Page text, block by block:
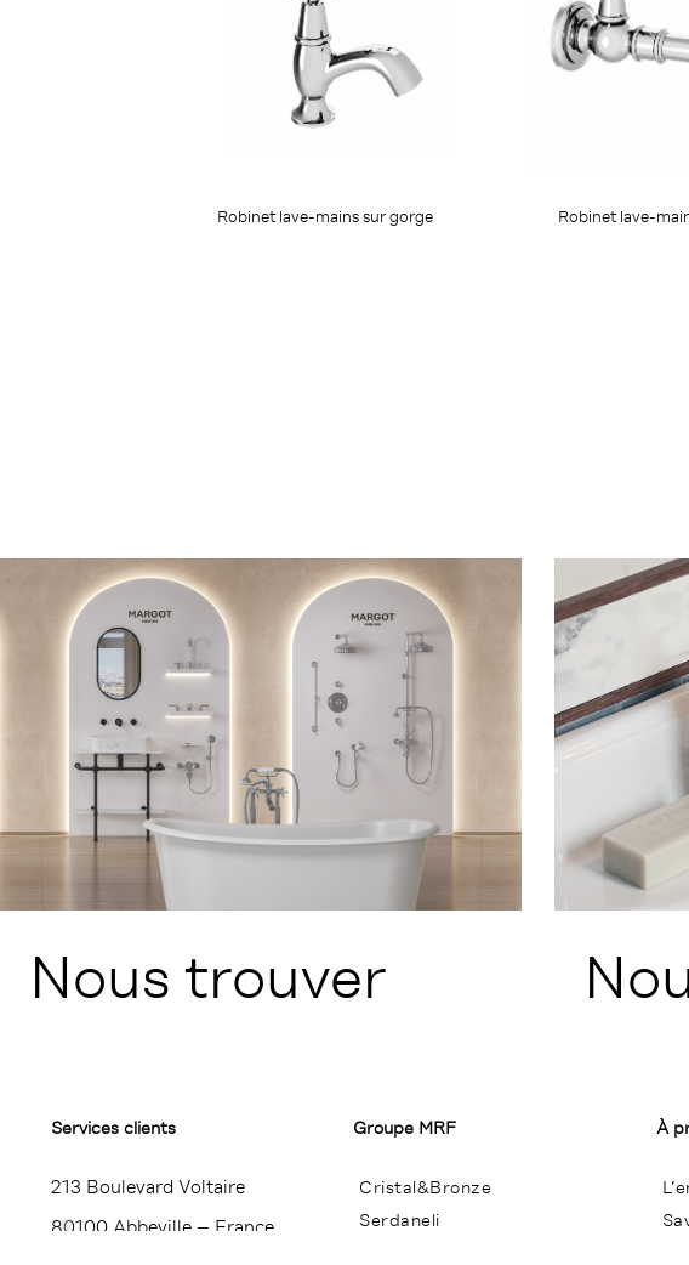
Robinet lave-mains sur gorge Robinet lave-
Nous trouver
Services clients
213 Boulevard Voltaire
80100 Abbeville – France
Groupe MRF
Cristal&Bronze
Serdaneli
À